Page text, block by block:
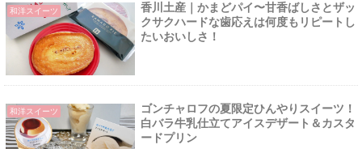
和洋スイーツ
香川土産｜かまどパイ〜甘香ばしさとザッ
クサクハードな歯応えは何度もリピートし
たいおいしさ！
和洋スイーツ
ゴンチャロフの夏限定ひんやりスイーツ！
白バラ牛乳仕立てアイスデザート＆カスタ
ードプリン